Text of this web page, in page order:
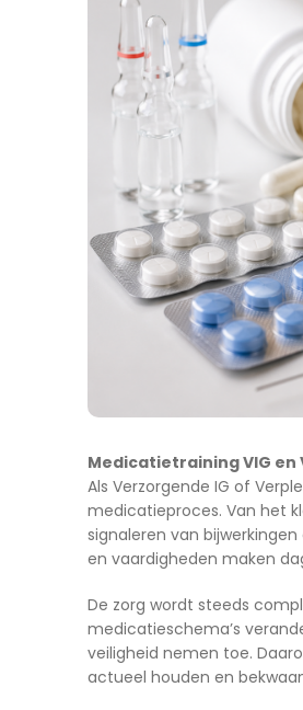
Medicatietraining VIG
Als Verzorgende IG of
medicatieproces. Van het
signaleren van
en vaardigheden maken
De zorg wordt steeds
medicatieschema’s
veiligheid nemen toe.
actueel houden en